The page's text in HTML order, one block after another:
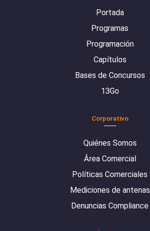
Portada
Programas
Programación
Capítulos
Bases de Concursos
13Go
Corporativo
Quiénes Somos
Área Comercial
Políticas Comerciales
Mediciones de antenas
Denuncias Compliance